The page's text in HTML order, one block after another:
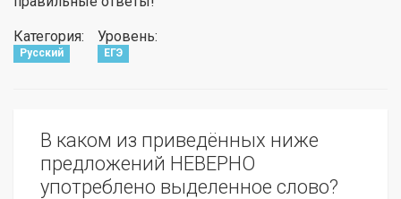
Категория:
Русский
Уровень:
ЕГЭ
В каком из приведённых ниже
предложений НЕВЕРНО
употреблено выделенное слово?